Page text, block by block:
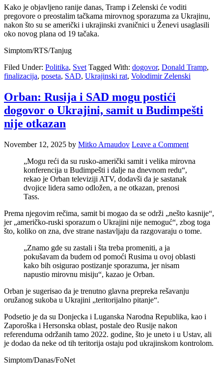
Kako je objavljeno ranije danas, Tramp i Zelenski će voditi
pregovore o preostalim tačkama mirovnog sporazuma za Ukrajinu,
nakon što su se američki i ukrajinski zvaničnici u Ženevi usaglasili
oko novog plana od 19 tačaka.
Simptom/RTS/Tanjug
Filed Under: Politika, Svet Tagged With: dogovor, Donald Tramp,
finalizacija, poseta, SAD, Ukrajinski rat, Volodimir Zelenski
Orban: Rusija i SAD mogu postići
dogovor o Ukrajini, samit u Budimpešti
nije otkazan
November 12, 2025 by Mitko Arnaudov Leave a Comment
„Mogu reći da su rusko-američki samit i velika mirovna
konferencija u Budimpešti i dalje na dnevnom redu“,
rekao je Orban televiziji ATV, dodavši da je sastanak
dvojice lidera samo odložen, a ne otkazan, prenosi
Tass.
Prema njegovim rečima, samit bi mogao da se održi „nešto kasnije“,
jer „američko-ruski sporazum o Ukrajini nije nemoguć“, zbog toga
što, koliko on zna, dve strane nastavljaju da razgovaraju o tome.
„Znamo gde su zastali i šta treba promeniti, a ja
pokušavam da budem od pomoći Rusima u ovoj oblasti
kako bih osigurao postizanje sporazuma, jer nisam
napustio mirovnu misiju“, kazao je Orban.
Orban je sugerisao da je trenutno glavna prepreka rešavanju
oružanog sukoba u Ukrajini „teritorijalno pitanje“.
Podsetio je da su Donjecka i Luganska Narodna Republika, kao i
Zaporoška i Hersonska oblast, postale deo Rusije nakon
referenduma održanih tamo 2022. godine, što je uneto i u Ustav, ali
je dodao da neke od tih teritorija ostaju pod ukrajinskom kontrolom.
Simptom/Danas/FoNet